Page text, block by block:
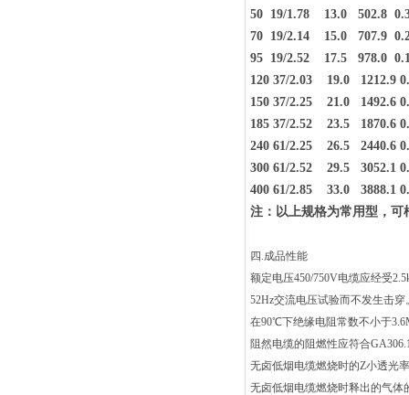
50 19/1.78 13.0 502.8
70 19/2.14 15.0 707.9
95 19/2.52 17.5 978.0
120 37/2.03 19.0 1212.9
150 37/2.25 21.0 1492.6
185 37/2.52 23.5 1870.6
240 61/2.25 26.5 2440.6
300 61/2.52 29.5 3052.1
400 61/2.85 33.0 3888.1
注：以上规格为常用型，
四.成品性能
额定电压450/750V电缆应经受
52Hz交流电压试验而不发生击穿
在90℃下绝缘电阻常数不小于
阻然电缆的阻燃性应符合
无卤低烟电缆燃烧时的Z小透光
无卤低烟电缆燃烧时释出的气体